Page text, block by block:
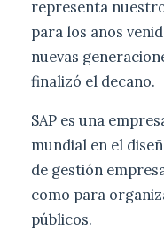
representa
para los años
nuevas
finalizó el decano.
SAP es una
mundial en el
de gestión
como para
públicos.